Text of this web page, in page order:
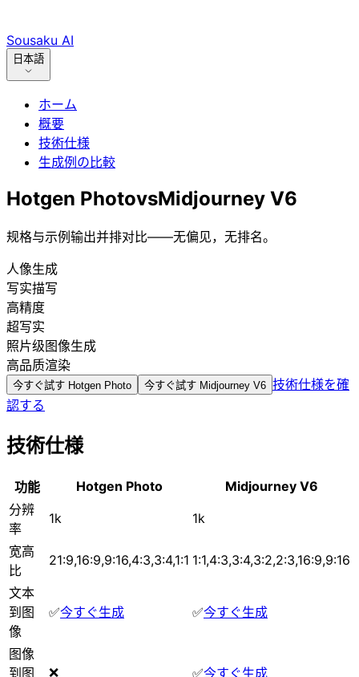
Sousaku AI
日本語
ホーム
概要
技術仕様
生成例の比較
Hotgen PhotovsMidjourney V6
规格与示例输出并排对比——无偏见，无排名。
人像生成
写实描写
高精度
超写实
照片级图像生成
高品质渲染
今すぐ試す Hotgen Photo 今すぐ試す Midjourney V6 技術仕様を確
認する
技術仕様
功能 Hotgen Photo
Midjourney V6
分辨
率
1k 1k
宽高
比
21:9,16:9,9:16,4:3,3:4,1:1 1:1,4:3,3:4,3:2,2:3,16:9,9:16
文本
到图
像
✅今すぐ生成 ✅今すぐ生成
图像
到图
❌ ✅今すぐ生成